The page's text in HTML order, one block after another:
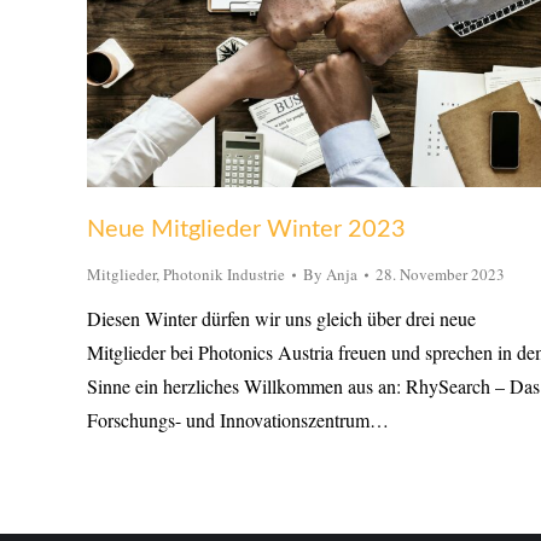
Neue Mitglieder Winter 2023
Mitglieder,Photonik Industrie By Anja 28. November 2023
Diesen Winter dürfen wir uns gleich über drei neue
Mitglieder bei Photonics Austria freuen und sprechen in
Sinne ein herzliches Willkommen aus an: RhySearch – Das
Forschungs- und Innovationszentrum…